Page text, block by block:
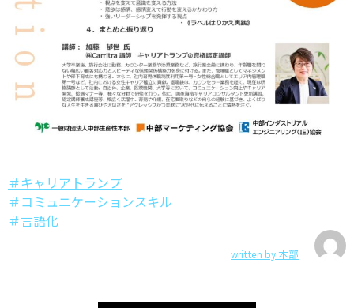
＃キャリアトランプ
＃コミュニケーションスキル
＃言語化
written by 本部